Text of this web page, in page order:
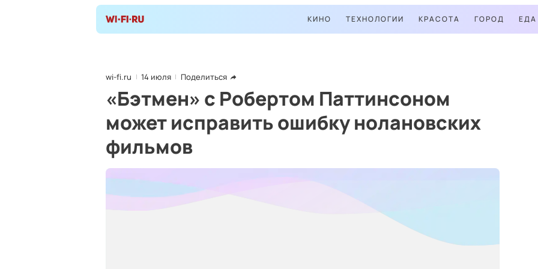
КИНО ТЕХНОЛОГИИ КРАСОТА ГОРОД ЕДА
wi-fi.ru 14 июля Поделиться
«Бэтмен» с Робертом Паттинсоном
может исправить ошибку нолановских
фильмов